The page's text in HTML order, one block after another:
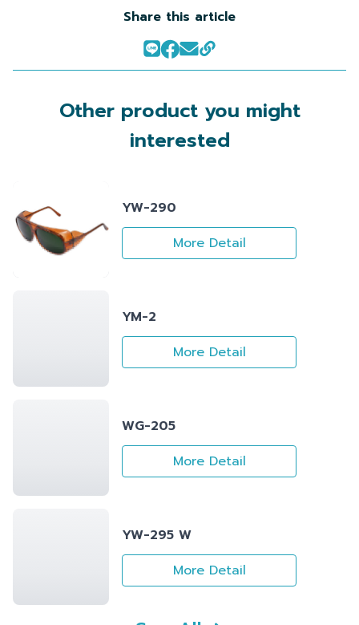
Share this article
Other product you might
interested
YW-290
More Detail
YM-2
More Detail
WG-205
More Detail
YW-295 W
More Detail